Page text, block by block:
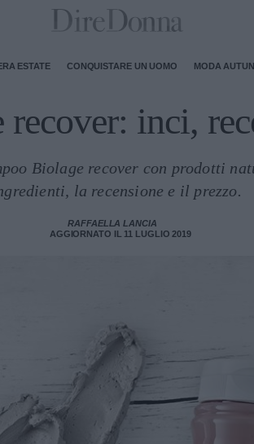
ESTATE CONQUISTARE UN UOMO MODA
inci,
Biolage recover con prodotti
la recensione e il prezzo.
RAFFAELLA LANCIA
AGGIORNATO IL 11 LUGLIO 2019